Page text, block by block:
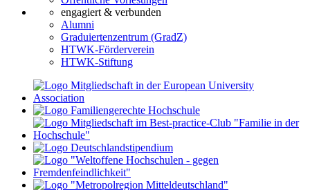
engagiert & verbunden
Alumni
Graduiertenzentrum (GradZ)
HTWK-Förderverein
HTWK-Stiftung